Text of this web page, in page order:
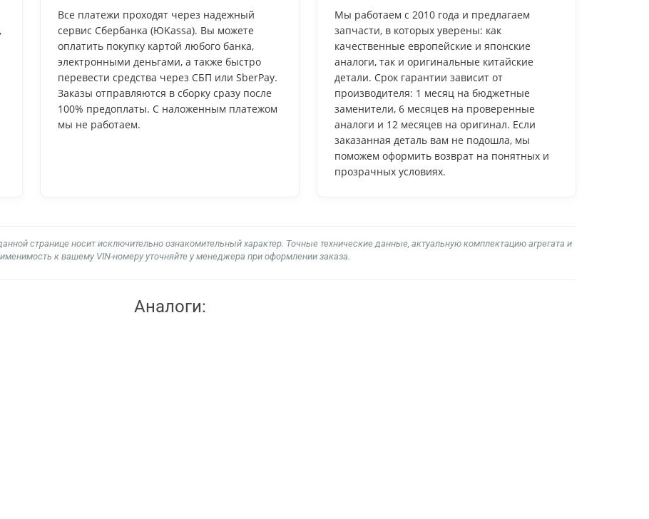
Все платежи проходят через надежный
сервис Сбербанка (ЮKassa). Вы можете
оплатить покупку картой любого банка,
электронными деньгами, а также быстро
перевести средства через СБП или SberPay.
Заказы отправляются в сборку сразу после
100% предоплаты. С наложенным платежом
мы не работаем.
Мы работаем с 2010 года и предлагаем
запчасти, в которых уверены: как
качественные европейские и японские
аналоги, так и оригинальные китайские
детали. Срок гарантии зависит от
производителя: 1 месяц на бюджетные
заменители, 6 месяцев на проверенные
аналоги и 12 месяцев на оригинал. Если
заказанная деталь вам не подошла, мы
поможем оформить возврат на понятных и
прозрачных условиях.
странице носит исключительно ознакомительный характер. Точные технические данные, актуальную комплектацию агрегата и
к вашему VIN-номеру уточняйте у менеджера при оформлении заказа.
Аналоги: